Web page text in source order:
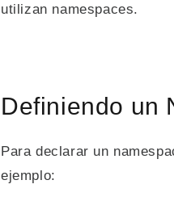
utilizan namespaces.
Definiendo un
Para declarar un
ejemplo: